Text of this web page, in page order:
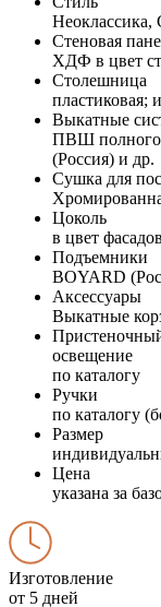
Стеновая
ХДФ в цвет
Столешница
пластиковая;
Выкатные
ПВШ полного
(Россия) и др.
Сушка для
Цоколь
в цвет
Подъемники
BOYARD
Аксессуары
Выкатные
освещение
по каталогу
Ручки
по каталогу
Размер
Цена
указана за
Изготовление
от 5 дней